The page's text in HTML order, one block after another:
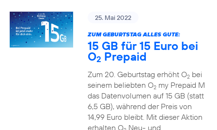
25. Mai 2022
ZUM GEBURTSTAG ALLES GUTE:
15 GB für 15 Euro bei
O2 Prepaid
Zum 20. Geburtstag erhöht O2bei
seinem beliebten O2my Prepaid M
das Datenvolumen auf 15 GB (statt
6,5 GB), während der Preis von
14,99 Euro bleibt. Mit dieser Aktion
erhalten O Neu- und